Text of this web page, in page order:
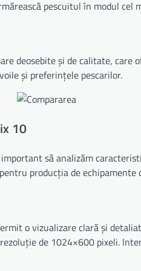
pescuitul în modul cel
deosebite și de calitate,
și preferințele pescarilor.
10
să analizăm
producția de
o vizualizare clară și
de 1024×600 pixeli.